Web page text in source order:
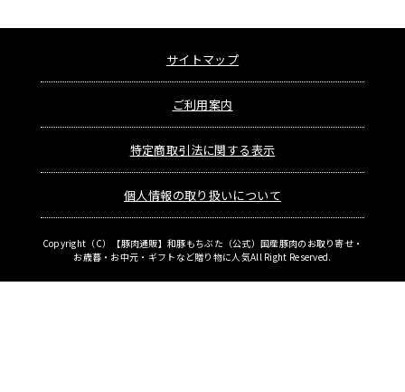
サイトマップ
ご利用案内
特定商取引法に関する表示
個人情報の取り扱いについて
Copyright（C）
【豚肉通販】和豚もちぶた（公式）国産豚肉のお取り寄せ・
お歳暮・お中元・ギフトなど贈り物に人気All Right Reserved.